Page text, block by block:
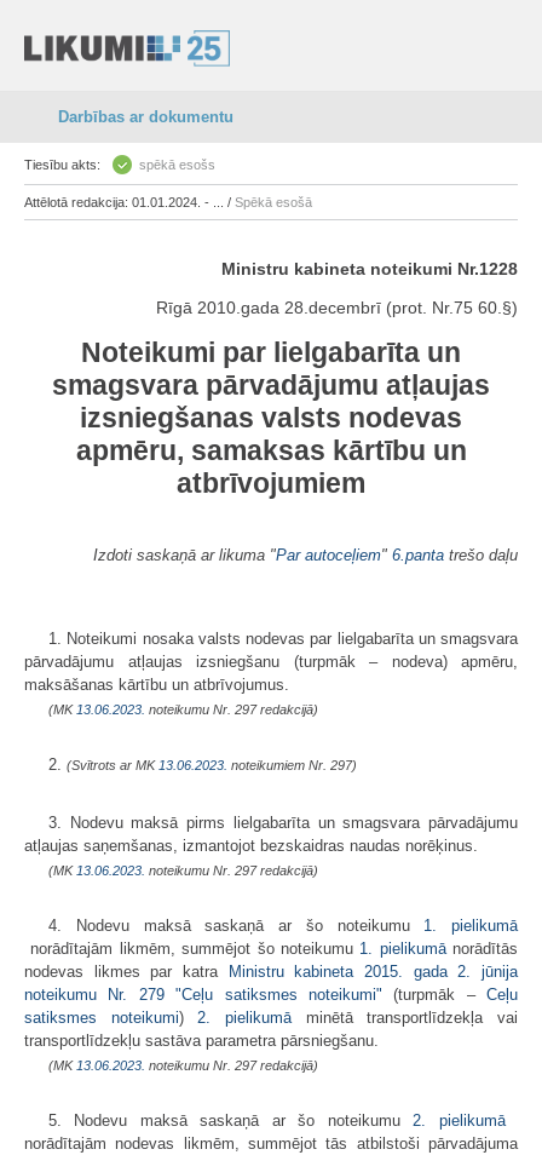
Darbības ar dokumentu
Tiesību akts: spēkā esošs
Attēlotā redakcija: 01.01.2024. - ... / Spēkā esošā
Ministru kabineta noteikumi Nr.1228
Rīgā 2010.gada 28.decembrī (prot. Nr.75 60.§)
Noteikumi par lielgabarīta un
smagsvara pārvadājumu atļaujas
izsniegšanas valsts nodevas
apmēru, samaksas kārtību un
atbrīvojumiem
Izdoti saskaņā ar likuma "Par autoceļiem" 6.panta trešo daļu
1. Noteikumi nosaka valsts nodevas par lielgabarīta un smagsvara
pārvadājumu atļaujas izsniegšanu (turpmāk – nodeva) apmēru,
maksāšanas kārtību un atbrīvojumus.
(MK 13.06.2023. noteikumu Nr. 297 redakcijā)
2. (Svītrots ar MK 13.06.2023. noteikumiem Nr. 297)
3. Nodevu maksā pirms lielgabarīta un smagsvara pārvadājumu
atļaujas saņemšanas, izmantojot bezskaidras naudas norēķinus.
(MK 13.06.2023. noteikumu Nr. 297 redakcijā)
4. Nodevu maksā saskaņā ar šo noteikumu 1. pielikumā
norādītajām likmēm, summējot šo noteikumu 1. pielikumānorādītās
nodevas likmes par katra Ministru kabineta 2015. gada 2. jūnija
noteikumu Nr. 279
"Ceļu satiksmes noteikumi" (turpmāk – Ceļu
satiksmes noteikumi) 2. pielikumā minētā transportlīdzekļa vai
transportlīdzekļu sastāva parametra pārsniegšanu.
(MK 13.06.2023. noteikumu Nr. 297 redakcijā)
5. Nodevu maksā saskaņā ar šo noteikumu 2. pielikumā
norādītajām nodevas likmēm, summējot tās atbilstoši pārvadājuma